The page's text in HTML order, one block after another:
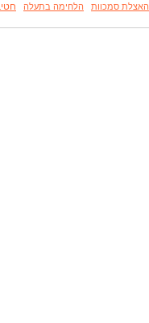
האצלת סמכוות הלחימה בתעלה